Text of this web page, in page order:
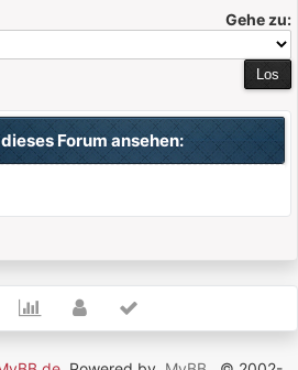
Gehe zu:
Forum ansehen: